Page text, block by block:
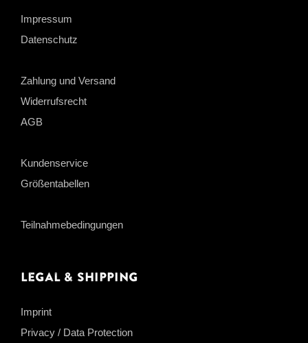
Impressum
Datenschutz
Zahlung und Versand
Widerrufsrecht
AGB
Kundenservice
Größentabellen
Teilnahmebedingungen
Legal & Shipping
Imprint
Privacy / Data Protection